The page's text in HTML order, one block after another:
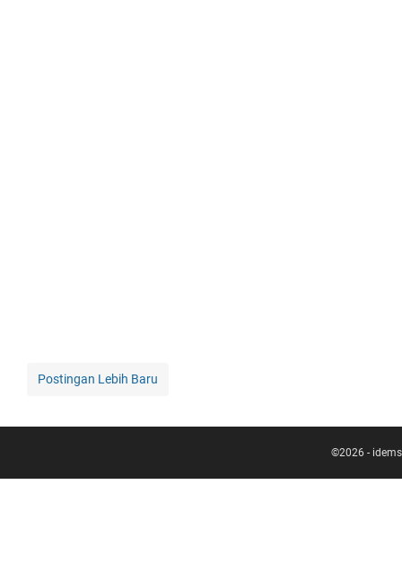
Postingan Lebih Baru
©2026 -